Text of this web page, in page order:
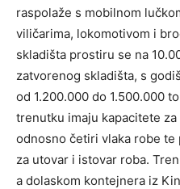
raspolaže s mobilnom
viličarima, lokomotivom i
skladišta prostiru se na
zatvorenog skladišta, s
od 1.200.000 do 1.500.000
trenutku imaju kapacitete
odnosno četiri vlaka robe
za utovar i istovar roba.
a dolaskom kontejnera iz